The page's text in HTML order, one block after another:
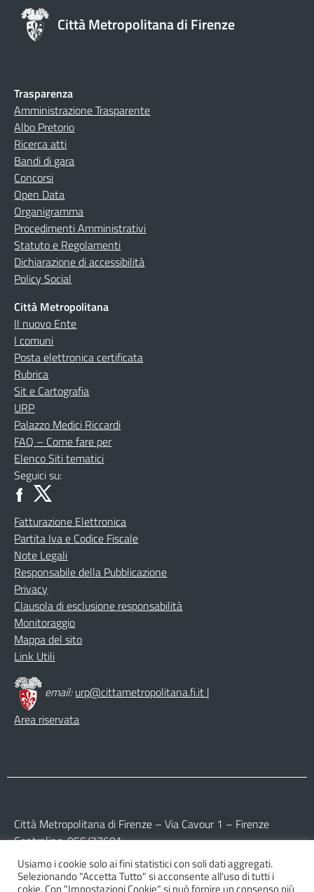
Città Metropolitana di Firenze
Trasparenza
Amministrazione Trasparente
Albo Pretorio
Ricerca atti
Bandi di gara
Concorsi
Open Data
Organigramma
Procedimenti Amministrativi
Statuto e Regolamenti
Dichiarazione di accessibilità
Policy Social
Città Metropolitana
Il nuovo Ente
I comuni
Posta elettronica certificata
Rubrica
Sit e Cartografia
URP
Palazzo Medici Riccardi
FAQ – Come fare per
Elenco Siti tematici
Seguici su:
Fatturazione Elettronica
Partita Iva e Codice Fiscale
Note Legali
Responsabile della Pubblicazione
Privacy
Clausola di esclusione responsabilità
Monitoraggio
Mappa del sito
Link Utili
email:urp@cittametropolitana.fi.it |
Area riservata
Città Metropolitana di Firenze – Via Cavour 1 – Firenze
Centralino: 055/27601
Partita IVA: 017 09 77 04 89
Codice Fiscale: 800 16 45 04 80
Usiamo i cookie solo ai fini statistici con soli dati aggregati.
Selezionando "Accetta Tutto" si acconsente all'uso di tutti i